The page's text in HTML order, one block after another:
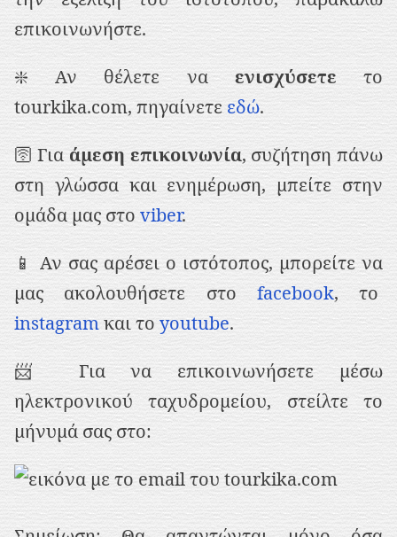
επικοινωνήστε.
❇️ Αν θέλετε να ενισχύσετε το
tourkika.com, πηγαίνετε εδώ.
🛜 Για άμεση επικοινωνία, συζήτηση πάνω
στη γλώσσα και ενημέρωση, μπείτε στην
ομάδα μας στο viber.
📱 Αν σας αρέσει ο ιστότοπος, μπορείτε να
μας ακολουθήσετε στο facebook, το
instagramκαι το youtube.
📨 Για να επικοινωνήσετε μέσω
ηλεκτρονικού ταχυδρομείου, στείλτε το
μήνυμά σας στο: